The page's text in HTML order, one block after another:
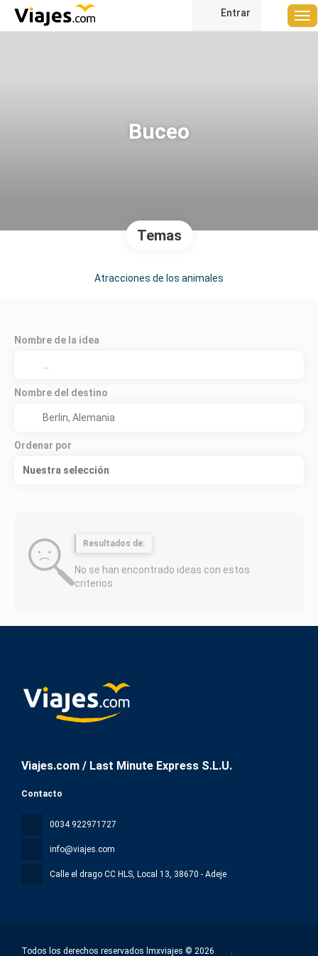
Entrar
Buceo
Temas
Atracciones de los animales
Nombre de la idea
Nombre del destino
Ordenar por
Nuestra selección
Resultados de:
No se han encontrado ideas con estos
criterios
Viajes.com / Last Minute Express S.L.U.
Contacto
0034 922971727
info@viajes.com
Calle el drago CC HLS, Local 13, 38670 - Adeje
Todos los derechos reservados lmxviajes © 2026 .